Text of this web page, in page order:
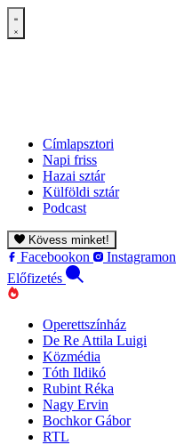
Címlapsztori
Napi friss
Hazai sztár
Külföldi sztár
Podcast
Kövess minket!
Facebookon Instagramon
Előfizetés
Operettszínház
De Re Attila Luigi
Közmédia
Tóth Ildikó
Rubint Réka
Nagy Ervin
Bochkor Gábor
RTL